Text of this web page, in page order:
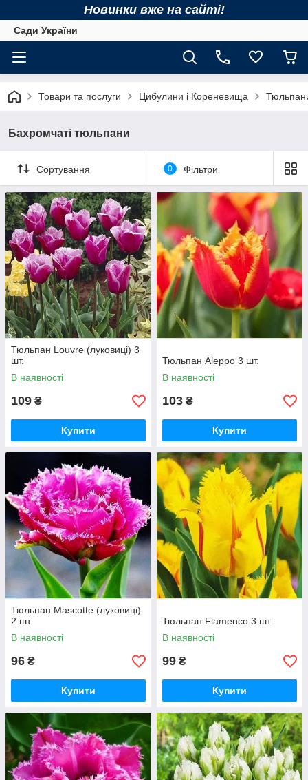
Новинки вже на сайті!
Сади України
Товари та послуги Цибулини і Кореневища
Бахромчаті тюльпани
Сортування 0 Фільтри
Тюльпан Louvre (луковиці) 3
шт.
В наявності
109 ₴
Купити
Тюльпан Aleppo 3 шт.
В наявності
103 ₴
Купити
Тюльпан Mascotte (луковиці)
2 шт.
В наявності
96 ₴
Купити
Тюльпан Flamenco 3 шт.
В наявності
99 ₴
Купити